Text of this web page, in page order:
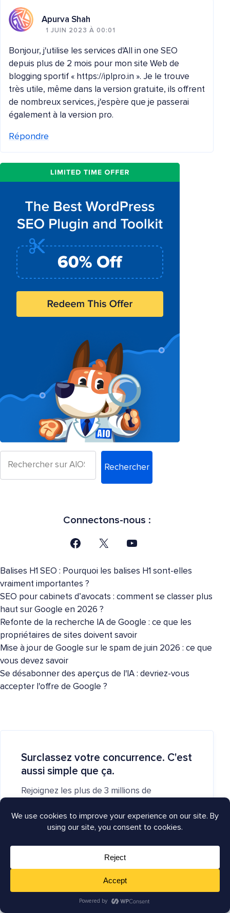
Apurva Shah
1 JUIN 2023 À 00:01
Bonjour, j'utilise les services d'All in one SEO
depuis plus de 2 mois pour mon site Web de
blogging sportif « https://iplpro.in ». Je le trouve
très utile, même dans la version gratuite, ils offrent
de nombreux services, j'espère que je passerai
également à la version pro.
Répondre
Rechercher
Connectons-nous :
Balises H1 SEO : Pourquoi les balises H1 sont-elles
vraiment importantes ?
SEO pour cabinets d’avocats : comment se classer plus
haut sur Google en 2026 ?
Refonte de la recherche IA de Google : ce que les
propriétaires de sites doivent savoir
Mise à jour de Google sur le spam de juin 2026 : ce que
vous devez savoir
Se désabonner des aperçus de l'IA : devriez-vous
accepter l'offre de Google ?
Surclassez votre concurrence. C'est
aussi simple que ça.
Rejoignez les plus de 3 millions de
dominer les résultats de recherche et attirer
plus de clients.
maintenant
(Téléchargement instantané)